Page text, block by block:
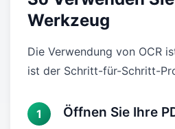
Werkzeug
Die Verwendung von OCR
ist der Schritt-für-Schritt-
Öffnen Sie Ihre